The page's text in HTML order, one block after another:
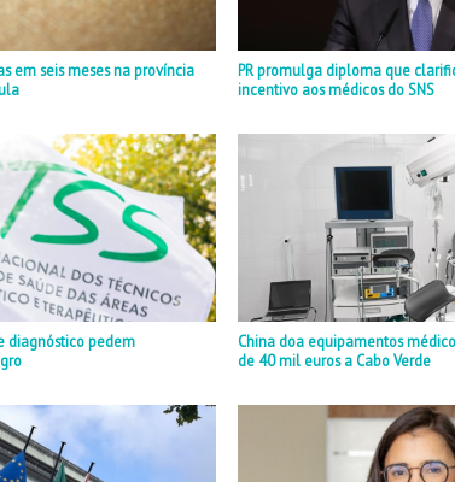
em seis meses na província
PR promulga diploma que
incentivo aos médicos do SNS
diagnóstico pedem
China doa equipamentos
de 40 mil euros a Cabo Verde